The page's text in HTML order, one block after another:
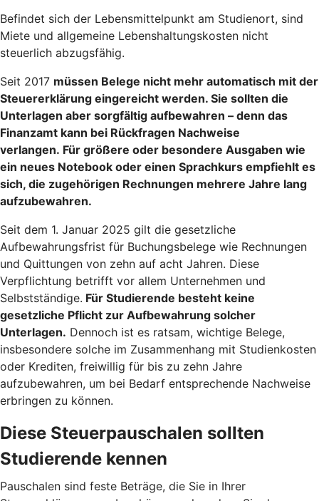
Befindet sich der Lebensmittelpunkt am Studienort, sind
Miete und allgemeine Lebenshaltungskosten nicht
steuerlich abzugsfähig.
Seit 2017 müssen Belege nicht mehr automatisch mit der
Steuererklärung eingereicht werden. Sie sollten die
Unterlagen aber sorgfältig aufbewahren – denn das
Finanzamt kann bei Rückfragen Nachweise
verlangen. Für größere oder besondere Ausgaben wie
ein neues Notebook oder einen Sprachkurs empfiehlt es
sich, die zugehörigen Rechnungen mehrere Jahre lang
aufzubewahren.
Seit dem 1. Januar 2025 gilt die gesetzliche
Aufbewahrungsfrist für Buchungsbelege wie Rechnungen
und Quittungen von zehn auf acht Jahren. Diese
Verpflichtung betrifft vor allem Unternehmen und
Selbstständige. Für Studierende besteht keine
gesetzliche Pflicht zur Aufbewahrung solcher
Unterlagen. Dennoch ist es ratsam, wichtige Belege,
insbesondere solche im Zusammenhang mit Studienkosten
oder Krediten, freiwillig für bis zu zehn Jahre
aufzubewahren, um bei Bedarf entsprechende Nachweise
erbringen zu können.
Diese Steuerpauschalen sollten
Studierende kennen
Pauschalen sind feste Beträge, die Sie in Ihrer